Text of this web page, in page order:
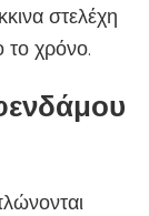
στελέχη
το χρόνο.